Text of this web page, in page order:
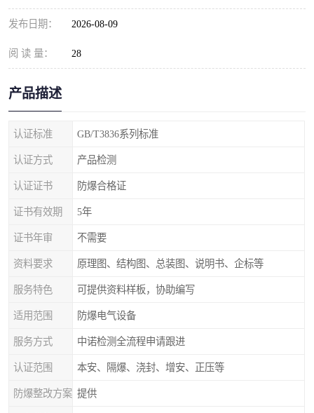
发布日期： 2026-08-09
阅 读 量： 28
产品描述
认证标准 GB/T3836系列标准
认证方式 产品检测
认证证书 防爆合格证
证书有效期 5年
证书年审 不需要
资料要求 原理图、结构图、总装图、说明书、企标等
服务特色 可提供资料样板，协助编写
适用范围 防爆电气设备
服务方式 中诺检测全流程申请跟进
认证范围 本安、隔爆、浇封、增安、正压等
防爆整改方案 提供